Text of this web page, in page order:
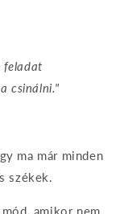
feladat
csinálni."
ma már minden
székek.
amikor nem